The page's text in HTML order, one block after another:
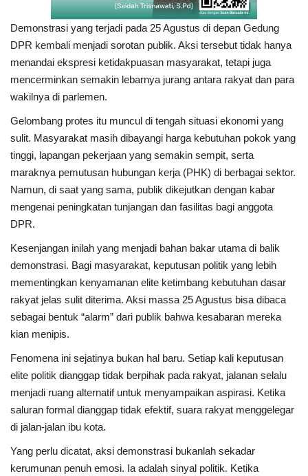
Demonstrasi yang terjadi pada 25 Agustus di depan Gedung
DPR kembali menjadi sorotan publik. Aksi tersebut tidak hanya
menandai ekspresi ketidakpuasan masyarakat, tetapi juga
mencerminkan semakin lebarnya jurang antara rakyat dan para
wakilnya di parlemen.
Gelombang protes itu muncul di tengah situasi ekonomi yang
sulit. Masyarakat masih dibayangi harga kebutuhan pokok yang
tinggi, lapangan pekerjaan yang semakin sempit, serta
maraknya pemutusan hubungan kerja (PHK) di berbagai sektor.
Namun, di saat yang sama, publik dikejutkan dengan kabar
mengenai peningkatan tunjangan dan fasilitas bagi anggota
DPR.
Kesenjangan inilah yang menjadi bahan bakar utama di balik
demonstrasi. Bagi masyarakat, keputusan politik yang lebih
mementingkan kenyamanan elite ketimbang kebutuhan dasar
rakyat jelas sulit diterima. Aksi massa 25 Agustus bisa dibaca
sebagai bentuk “alarm” dari publik bahwa kesabaran mereka
kian menipis.
Fenomena ini sejatinya bukan hal baru. Setiap kali keputusan
elite politik dianggap tidak berpihak pada rakyat, jalanan selalu
menjadi ruang alternatif untuk menyampaikan aspirasi. Ketika
saluran formal dianggap tidak efektif, suara rakyat menggelegar
di jalan-jalan ibu kota.
Yang perlu dicatat, aksi demonstrasi bukanlah sekadar
kerumunan penuh emosi. Ia adalah sinyal politik. Ketika